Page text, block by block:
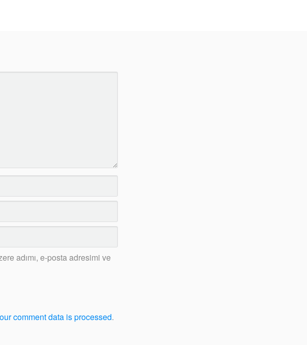
adımı, e-posta adresimi ve
comment data is processed.